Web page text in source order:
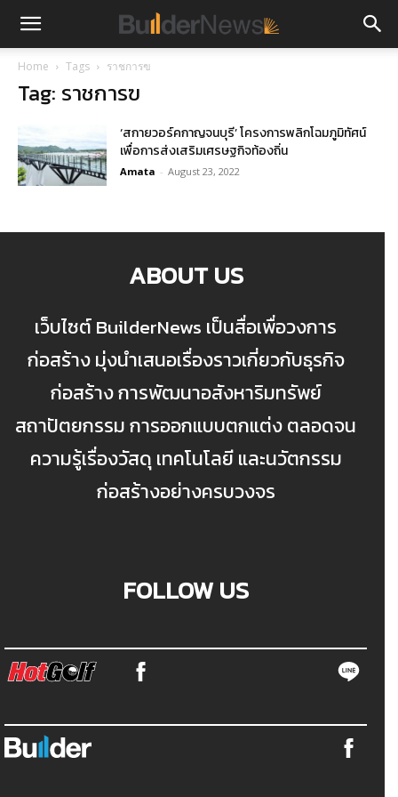
Home Tags ราชการฃ
Tag: ราชการฃ
‘สกายวอร์คกาญจนบุรี’ โครงการพลิกโฉมภูมิทัศน์
เพื่อการส่งเสริมเศรษฐกิจท้องถิ่น
Amata - August 23, 2022
ABOUT US
เว็บไซต์ BuilderNews เป็นสื่อเพื่อวงการ
ก่อสร้าง มุ่งนำเสนอเรื่องราวเกี่ยวกับธุรกิจ
ก่อสร้าง การพัฒนาอสังหาริมทรัพย์
สถาปัตยกรรม การออกแบบตกแต่ง ตลอดจน
ความรู้เรื่องวัสดุ เทคโนโลยี และนวัตกรรม
ก่อสร้างอย่างครบวงจร
FOLLOW US